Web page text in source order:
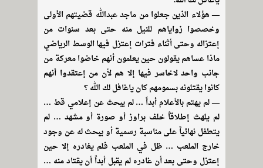
— هؤلاء الذين جعلوا من ماجد عبدالله قضيتهم الأولى
وخصصوا زواياهم للنيل منه حتى بعد سنوات من
إعتزاله وحتى أثناء فترات إعتزل فيها الوسط الرياضي
ماذا عساهم يقولون حين يعلمون أنهم خاضوا معركة من
جانب واحد لاخاسر فيها إلا هم لأن من إعتقدوا أنهم
كانوا يقتلونه بسمومهم كان ياغافل لك الله ؟
— لم يهتم بالأعلام أبداً … لم يبحث عن إعلامي قط …
لم يلهث إطلاقاً خلف براوز أو صورة أو مشهد … لم
يتطفل نهائياً على مناسبة رسمية أو يبحث له عن وجود
خارج الملعب … ظل في الملعب فلم يغادره إلا حين
إعتزل وحتى بعد أن غادره لم يقبل أبداً أن يقتاد منه …